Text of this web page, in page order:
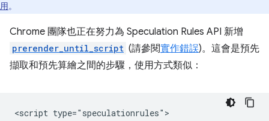
用。
Chrome 團隊也正在努力為 Speculation Rules API 新增
prerender_until_script (請參閱實作錯誤)。這會是預先
擷取和預先算繪之間的步驟，使用方式類似：
<script type="speculationrules">